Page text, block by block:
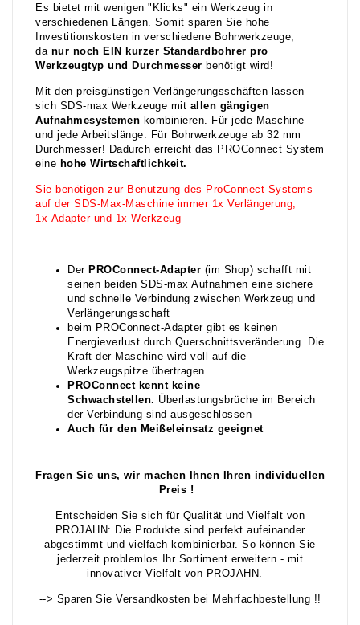
Es bietet mit wenigen "Klicks" ein Werkzeug in
verschiedenen Längen. Somit sparen Sie hohe
Investitionskosten in verschiedene Bohrwerkzeuge,
da nur noch EIN kurzer Standardbohrer pro
Werkzeugtyp und Durchmesser benötigt wird!
Mit den preisgünstigen Verlängerungsschäften lassen
sich SDS-max Werkzeuge mit allen gängigen
Aufnahmesystemen kombinieren. Für jede Maschine
und jede Arbeitslänge. Für Bohrwerkzeuge ab 32 mm
Durchmesser! Dadurch erreicht das PROConnect System
eine hohe Wirtschaftlichkeit.
Sie benötigen zur Benutzung des ProConnect-Systems
auf der SDS-Max-Maschine immer 1x Verlängerung,
1x Adapter und 1x Werkzeug
Der P ROConnect-Adapter (im Shop) schafft mit
seinen beiden SDS-max Aufnahmen eine sichere
und schnelle Verbindung zwischen Werkzeug und
Verlängerungsschaft
beim PROConnect-Adapter gibt es keinen
Energieverlust durch Querschnittsveränderung. Die
Kraft der Maschine wird voll auf die
Werkzeugspitze übertragen.
P ROConnect kennt keine
Schwachstellen. Überlastungsbrüche im Bereich
der Verbindung sind ausgeschlossen
Auch für den Meißeleinsatz geeignet
Fragen Sie uns, wir machen Ihnen Ihren individuellen
Preis !
Entscheiden Sie sich für Qualität und Vielfalt von
PROJAHN: Die Produkte sind perfekt aufeinander
abgestimmt und vielfach kombinierbar. So können Sie
jederzeit problemlos Ihr Sortiment erweitern - mit
innovativer Vielfalt von PROJAHN.
--> Sparen Sie Versandkosten bei Mehrfachbestellung !!